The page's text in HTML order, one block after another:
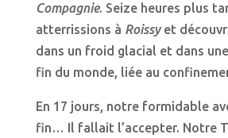
Compagnie. Seize heures plus
atterrissions à Roissyet
dans un froid glacial et dans
fin du monde, liée au
En 17 jours, notre formidable
fin… Il fallait l’accepter. Notre